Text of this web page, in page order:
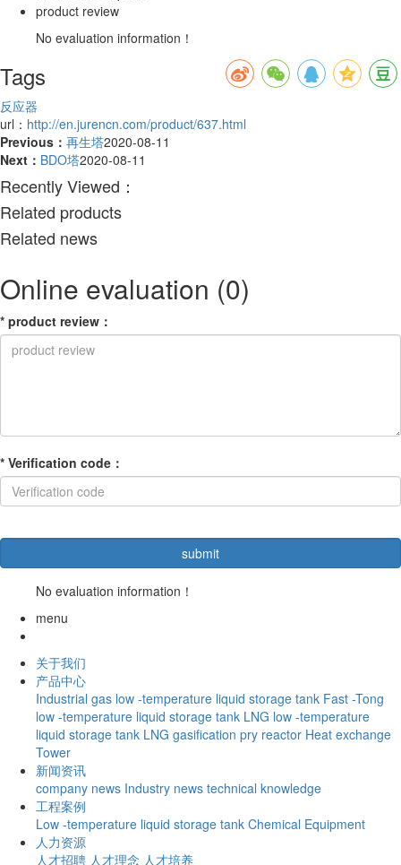
product review
No evaluation information！
Tags
反应器
url： http://en.jurencn.com/product/637.html
Previous： 再生塔2020-08-11
Next： BDO塔2020-08-11
Recently Viewed：
Related products
Related news
Online evaluation (0)
* product review ：
* Verification code ：
No evaluation information！
menu
关于我们
产品中心
Industrial gas low -temperature liquid storage tank Fast -Tong
low -temperature liquid storage tank LNG low -temperature
liquid storage tank LNG gasification pry reactor Heat exchange
Tower
新闻资讯
company news Industry news technical knowledge
工程案例
Low -temperature liquid storage tank Chemical Equipment
人力资源
人才招聘 人才理念 人才培养